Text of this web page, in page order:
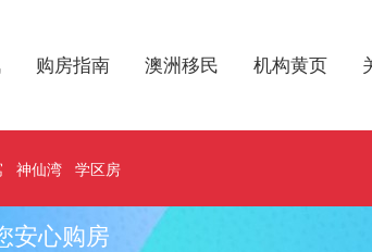
购房指南 澳洲移民 机构黄页
神仙湾 学区房
安心购房